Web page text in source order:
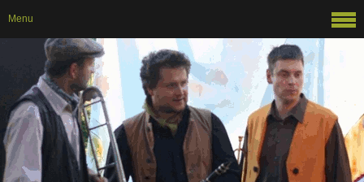
Menu